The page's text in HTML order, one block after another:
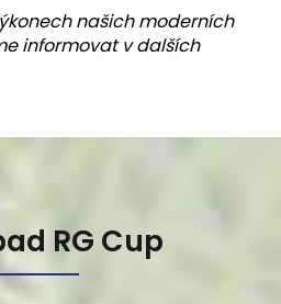
našich moderních
informovat v dalších
RG Cup